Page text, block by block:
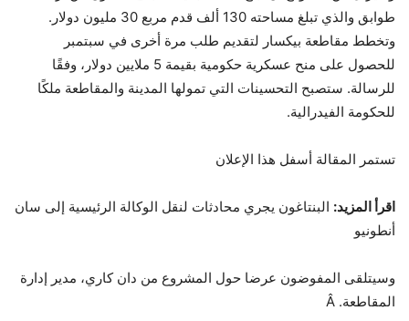
طوابق والذي تبلغ مساحته 130 ألف قدم مربع 30 مليون دولار.
وتخطط مقاطعة بيكسار لتقديم طلب مرة أخرى في سبتمبر
للحصول على منح عسكرية حكومية بقيمة 5 ملايين دولار، وفقًا
للرسالة. ستصبح التحسينات التي تمولها المدينة والمقاطعة ملكًا
للحكومة الفيدرالية.
تستمر المقالة أسفل هذا الإعلان
اقرأ المزيد: البنتاغون يجري محادثات لنقل الوكالة الرئيسية إلى سان
أنطونيو
وسيتلقى المفوضون عرضا حول المشروع من دان كاري، مدير إدارة
المقاطعة. Â